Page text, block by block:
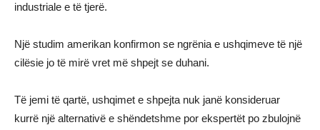
industriale e të tjerë.
Një studim amerikan konfirmon se ngrënia e ushqimeve të një
cilësie jo të mirë vret më shpejt se duhani.
Të jemi të qartë, ushqimet e shpejta nuk janë konsideruar
kurrë një alternativë e shëndetshme por ekspertët po zbulojnë